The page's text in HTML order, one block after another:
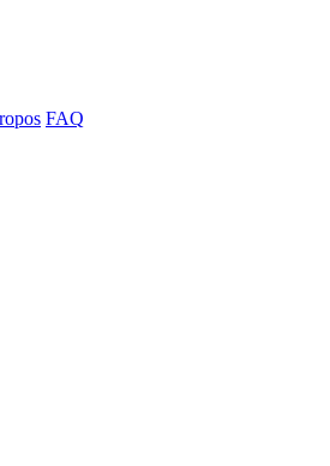
FAQ